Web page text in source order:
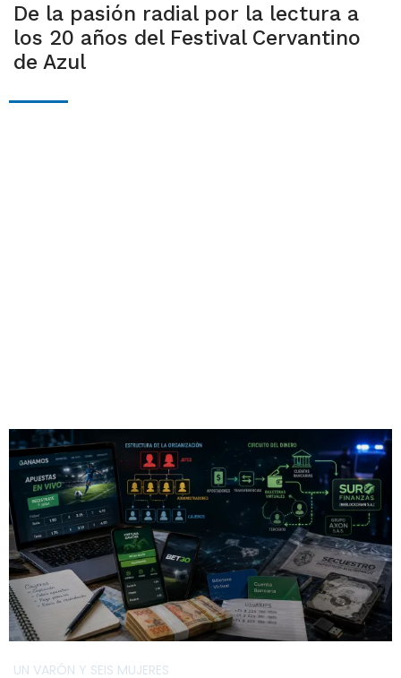
De la pasión radial por la lectura a
los 20 años del Festival Cervantino
de Azul
UN VARÓN Y SEIS MUJERES